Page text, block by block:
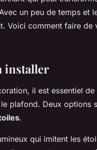
un peu de temps et
Voici comment faire de
installer
il est essentiel
plafond. Deux options
.
qui imitent les